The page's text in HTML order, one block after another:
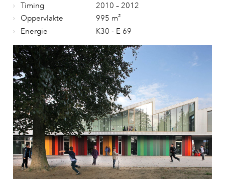
Timing
2010 – 2012
Oppervlakte
995 m²
Energie
K30 - E 69